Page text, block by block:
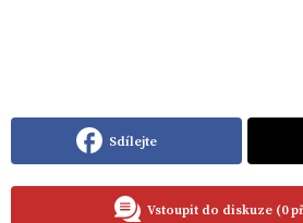
Sdílejte
Vstoupit do diskuze (0